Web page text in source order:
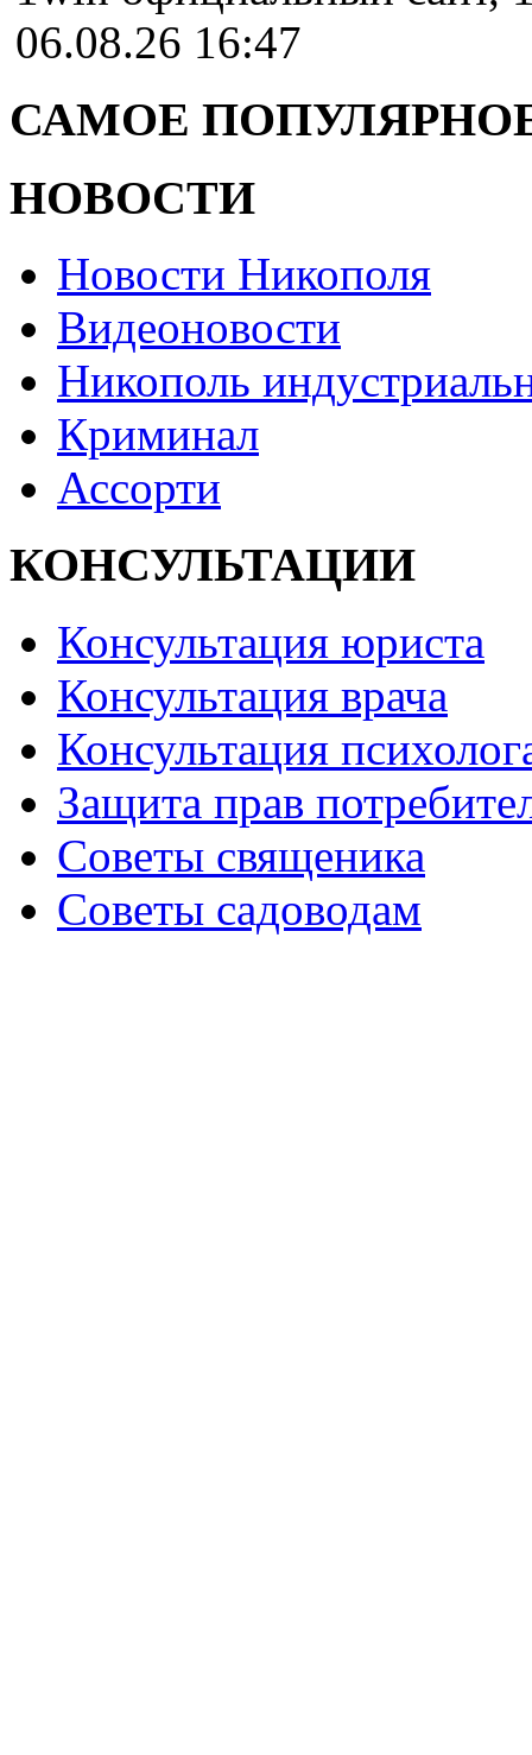
06.08.26 16:47
САМОЕ
НОВОСТИ
Новости Никополя
Видеоновости
Никополь
Криминал
Ассорти
КОНСУЛЬТАЦИИ
Консультация юриста
Консультация врача
Консультация
Защита прав
Советы священика
Советы садоводам